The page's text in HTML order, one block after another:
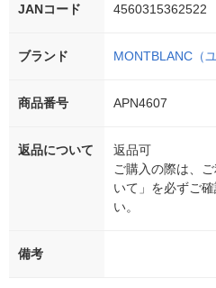
JANコード 4560315362522
ブランド MONTBLANC（
商品番号 APN4607
返品について
返品可
ご購入の際は、
いて」を必ずご
い。
備考